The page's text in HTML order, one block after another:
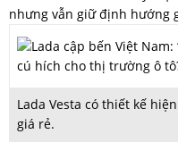
nhưng vẫn giữ định hướng
Lada Vesta có thiết kế
giá rẻ.